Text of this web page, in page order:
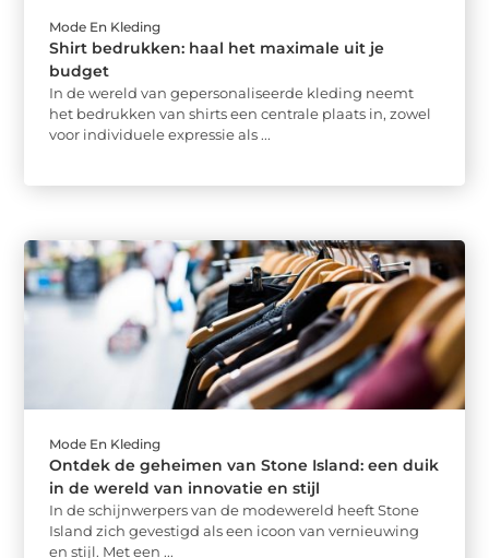
Mode En Kleding
Shirt bedrukken: haal het maximale uit je
budget
In de wereld van gepersonaliseerde kleding neemt
het bedrukken van shirts een centrale plaats in, zowel
voor individuele expressie als ...
Mode En Kleding
Ontdek de geheimen van Stone Island: een duik
in de wereld van innovatie en stijl
In de schijnwerpers van de modewereld heeft Stone
Island zich gevestigd als een icoon van vernieuwing
en stijl. Met een ...